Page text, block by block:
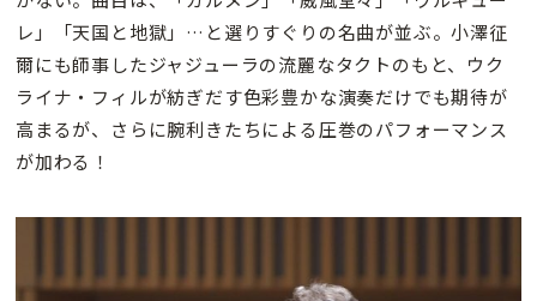
レ」「天国と地獄」…と選りすぐりの名曲が並ぶ。小澤征
爾にも師事したジャジューラの流麗なタクトのもと、ウク
ライナ・フィルが紡ぎだす色彩豊かな演奏だけでも期待が
高まるが、さらに腕利きたちによる圧巻のパフォーマンス
が加わる！